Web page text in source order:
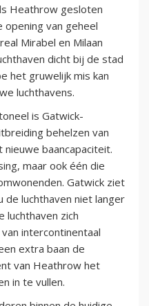
Heathrow gesloten
van geheel
Mirabel en Milaan
dicht bij de stad
het gruwelijk mis kan
luchthavens.
is Gatwick-
behelzen van
baancapaciteit.
maar ook één die
Gatwick ziet
de luchthaven niet langer
luchthaven zich
intercontinentaal
extra baan de
van Heathrow het
in te vullen.